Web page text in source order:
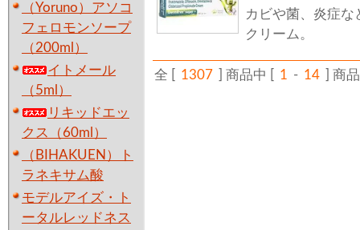
（Yoruno）アソコ
フェロモンソープ
（200ml）
イトメール
（5ml）
リキッドエッ
クス（60ml）
（BIHAKUEN）ト
ラネキサム酸
モデルアイズ・ト
ータルレッドネス
カビや菌、炎症
クリーム。
全 [ 1307 ] 商品中 [ 1 - 14 ] 商